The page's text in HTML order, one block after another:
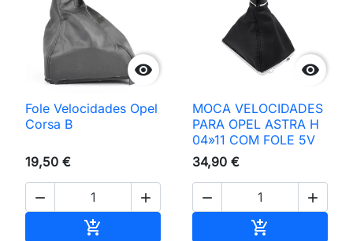

Fole Velocidades Opel
Corsa B
19,50 €
 


MOCA VELOCIDADES
PARA OPEL ASTRA H
04»11 COM FOLE 5V
34,90 €
 
